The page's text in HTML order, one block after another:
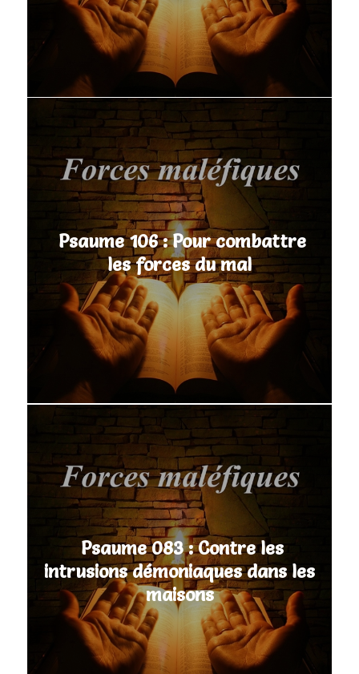
Psaume 106 : Pour combattre
les forces du mal
Psaume 083 : Contre les
intrusions démoniaques dans les
maisons